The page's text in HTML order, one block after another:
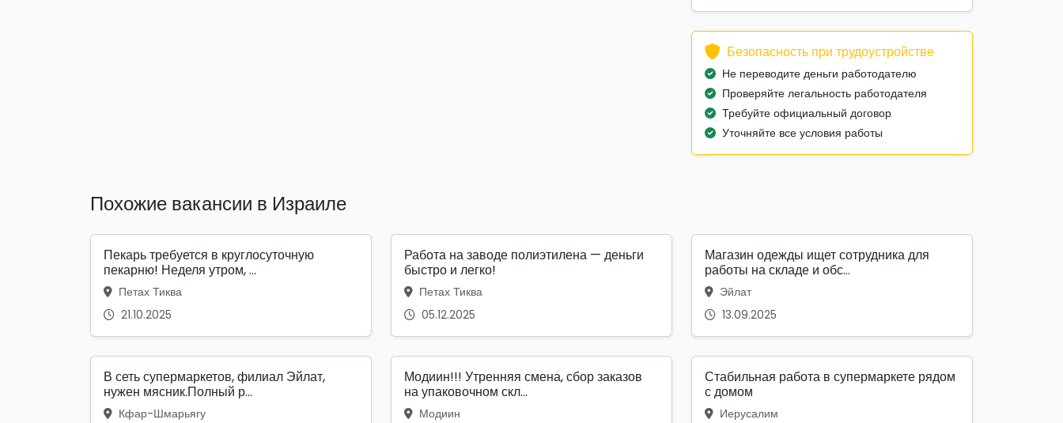
Безопасность при трудоустройстве
Не переводите деньги работодателю
Проверяйте легальность работодателя
Требуйте официальный договор
Уточняйте все условия работы
Похожие вакансии в Израиле
Пекарь требуется в круглосуточную
пекарню! Неделя утром, ...
Петах Тиква
21.10.2025
Работа на заводе полиэтилена — деньги
быстро и легко!
Петах Тиква
05.12.2025
Магазин одежды ищет сотрудника для
работы на складе и обс...
Эйлат
13.09.2025
В сеть супермаркетов, филиал Эйлат,
нужен мясник.Полный р...
Кфар-Шмарьягу
Модиин!!! Утренняя смена, сбор заказов
на упаковочном скл...
Модиин
Стабильная работа в супермаркете рядом
с домом
Иерусалим